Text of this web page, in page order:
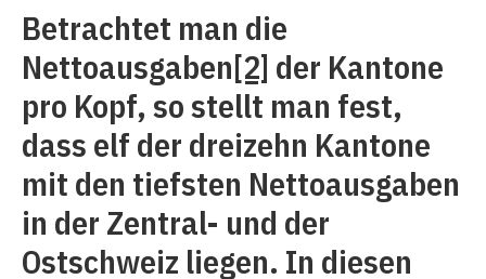
Betrachtet man die
Nettoausgaben[2] der Kantone
pro Kopf, so stellt man fest,
dass elf der dreizehn Kantone
mit den tiefsten Nettoausgaben
in der Zentral- und der
Ostschweiz liegen. In diesen